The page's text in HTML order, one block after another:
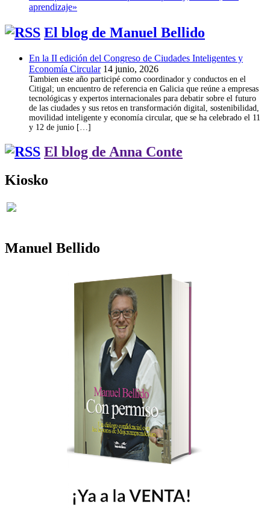
aprendizaje»
El blog de Manuel Bellido
En la II edición del Congreso de Ciudades Inteligentes y
Economía Circular 14 junio, 2026
Tambien este año participé como coordinador y conductos en el
Citigal; un encuentro de referencia en Galicia que reúne a empresas
tecnológicas y expertos internacionales para debatir sobre el futuro
de las ciudades y sus retos en transformación digital, sostenibilidad,
movilidad inteligente y economía circular, que se ha celebrado el 11
y 12 de junio […]
El blog de Anna Conte
Kiosko
Manuel Bellido